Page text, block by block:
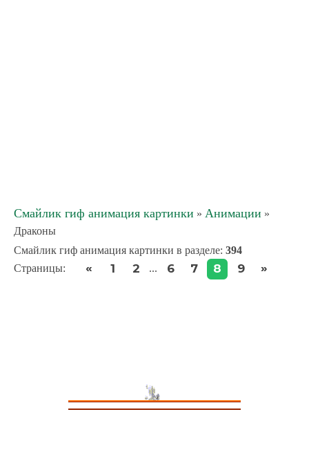
Смайлик гиф анимация картинки » Анимации »
Драконы
Смайлик гиф анимация картинки в разделе: 394
Страницы: « 1 2 ... 6 7 8 9 »